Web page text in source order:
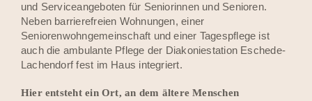
und Serviceangeboten für Seniorinnen und Senioren.
Neben barrierefreien Wohnungen, einer
Seniorenwohngemeinschaft und einer Tagespflege ist
auch die ambulante Pflege der Diakoniestation Eschede-
Lachendorf fest im Haus integriert.
Hier entsteht ein Ort, an dem ältere Menschen